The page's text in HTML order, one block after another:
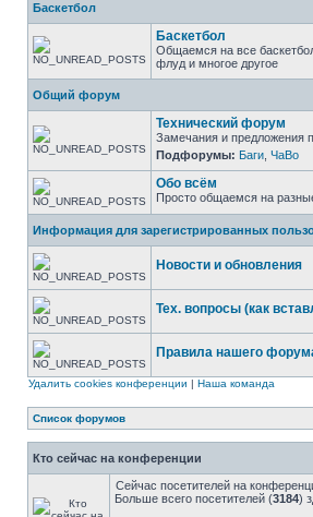
Баскетбол
Баскетбол
Общаемся на все
флуд и многое другое
Общий форум
Технический форум
Замечания и предложения
Подфорумы: Баги ЧаВо
Обо всём
Просто общаемся на
Информация для зарегистрированных
Новости и обновления
Тех. вопросы (как
Правила нашего
Удалить cookies конференции | Наша команда
Список форумов
Кто сейчас на конференции
Сейчас посетителей на
Больше всего посетителей (3184)